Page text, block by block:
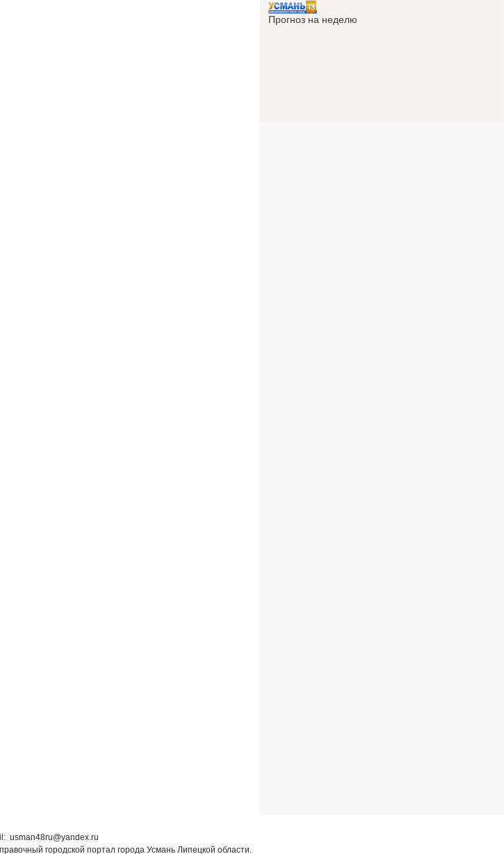
Прогноз на неделю
usman48ru@yandex.ru
городской портал города Усмань Липецкой области.